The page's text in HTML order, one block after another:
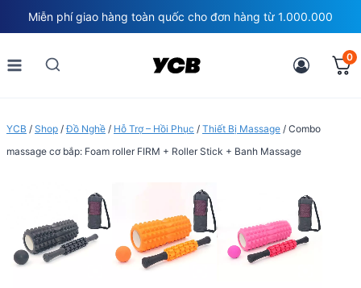
to
content
Miễn phí giao hàng toàn quốc cho đơn hàng từ 1.000.000
0
YCB / Shop /Đồ Nghề / Hỗ Trợ – Hồi Phục / Thiết Bị Massage / Combo
massage cơ bắp: Foam roller FIRM + Roller Stick + Banh Massage